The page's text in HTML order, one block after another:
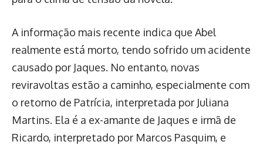
A informação mais recente indica que Abel
realmente está morto, tendo sofrido um acidente
causado por Jaques. No entanto, novas
reviravoltas estão a caminho, especialmente com
o retorno de Patrícia, interpretada por Juliana
Martins. Ela é a ex-amante de Jaques e irmã de
Ricardo, interpretado por Marcos Pasquim, e